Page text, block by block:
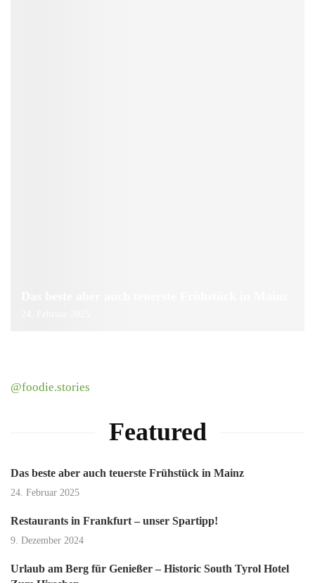
@foodie.stories
Featured
Das beste aber auch teuerste Frühstück in Mainz
24. Februar 2025
Restaurants in Frankfurt – unser Spartipp!
9. Dezember 2024
Urlaub am Berg für Genießer – Historic South Tyrol Hotel